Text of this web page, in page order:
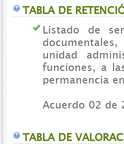
TABLA DE
Listado de
unidad
funciones, a
permanencia
Acuerdo 02 de
TABLA DE